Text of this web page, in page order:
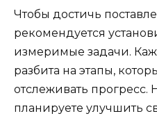
Чтобы достичь
рекомендуется
измеримые задачи.
разбита на этапы,
отслеживать
планируете улучшить